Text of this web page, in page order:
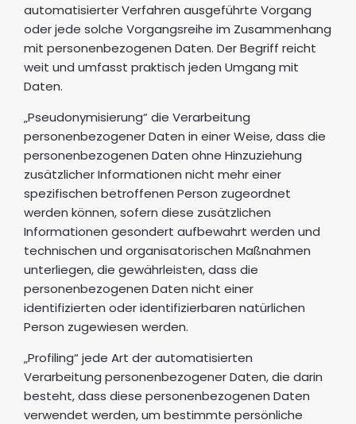
automatisierter Verfahren ausgeführte Vorgang
oder jede solche Vorgangsreihe im Zusammenhang
mit personenbezogenen Daten. Der Begriff reicht
weit und umfasst praktisch jeden Umgang mit
Daten.
„Pseudonymisierung“ die Verarbeitung
personenbezogener Daten in einer Weise, dass die
personenbezogenen Daten ohne Hinzuziehung
zusätzlicher Informationen nicht mehr einer
spezifischen betroffenen Person zugeordnet
werden können, sofern diese zusätzlichen
Informationen gesondert aufbewahrt werden und
technischen und organisatorischen Maßnahmen
unterliegen, die gewährleisten, dass die
personenbezogenen Daten nicht einer
identifizierten oder identifizierbaren natürlichen
Person zugewiesen werden.
„Profiling“ jede Art der automatisierten
Verarbeitung personenbezogener Daten, die darin
besteht, dass diese personenbezogenen Daten
verwendet werden, um bestimmte persönliche